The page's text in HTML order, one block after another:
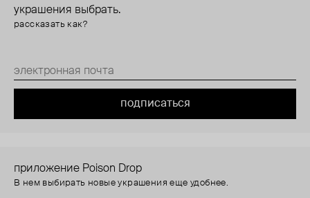
украшения выбрать.
рассказать как?
подписаться
приложение Poison Drop
В нем выбирать новые украшения еще удобнее.